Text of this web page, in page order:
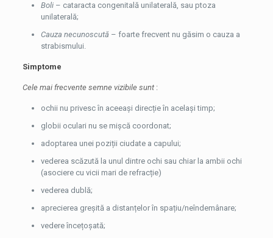
Boli– cataracta congenitală unilaterală, sau ptoza
unilaterală;
Cauza necunoscută – foarte frecvent nu găsim o cauza a
strabismului.
Simptome
Cele mai frecvente semne vizibile sunt:
ochii nu privesc în aceeași direcție în același timp;
globii oculari nu se mișcă coordonat;
adoptarea unei poziții ciudate a capului;
vederea scăzută la unul dintre ochi sau chiar la ambii ochi
(asociere cu vicii mari de refracție)
vederea dublă;
aprecierea greșită a distanțelor în spațiu/neîndemânare;
vedere încețoșată;